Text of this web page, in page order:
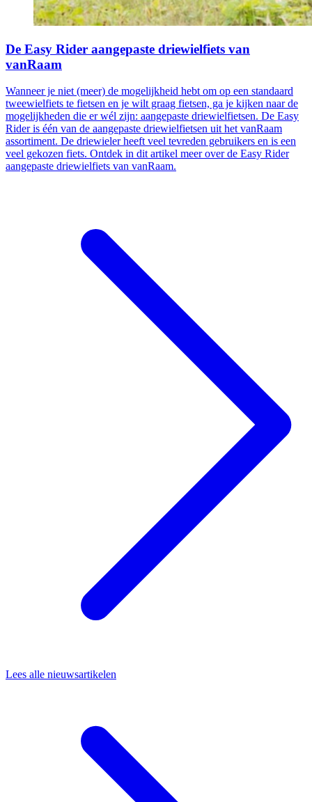
De Easy Rider aangepaste driewielfiets van
vanRaam
Wanneer je niet (meer) de mogelijkheid hebt om op een standaard
tweewielfiets te fietsen en je wilt graag fietsen, ga je kijken naar de
mogelijkheden die er wél zijn: aangepaste driewielfietsen. De Easy
Rider is één van de aangepaste driewielfietsen uit het vanRaam
assortiment. De driewieler heeft veel tevreden gebruikers en is een
veel gekozen fiets. Ontdek in dit artikel meer over de Easy Rider
aangepaste driewielfiets van vanRaam.
Lees alle nieuwsartikelen